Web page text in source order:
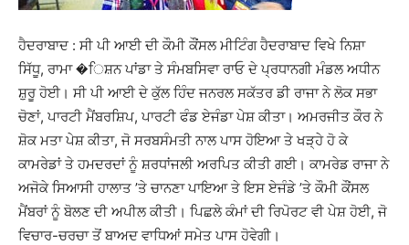
ਹੈਦਰਾਬਾਦ : ਸੀ ਪੀ ਆਈ ਦੀ ਕੌਮੀ ਕੌਂਸਲ ਮੀਟਿੰਗ ਹੈਦਰਾਬਾਦ ਵਿਖੇ ਨਿਸ਼ਾ
ਸਿੱਧੂ, ਰਾਮਾ �ਿਸ਼ਨ ਪਾਂਡਾ ਤੇ ਸੰਮਬਸਿਵਾ ਰਾਓ ਦੇ ਪ੍ਰਧਾਨਗੀ ਮੰਡਲ ਅਧੀਨ
ਸ਼ੁਰੂ ਹੋਈ। ਸੀ ਪੀ ਆਈ ਦੇ ਕੁੱਲ ਹਿੰਦ ਜਨਰਲ ਸਕੱਤਰ ਡੀ ਰਾਜਾ ਨੇ ਲੋਕ ਸਭਾ
ਚੋਣਾਂ, ਪਾਰਟੀ ਮੈਂਬਰਸ਼ਿਪ, ਪਾਰਟੀ ਫੰਡ ਏਜੰਡਾ ਪੇਸ਼ ਕੀਤਾ। ਅਮਰਜੀਤ ਕੌਰ ਨੇ
ਸ਼ੋਕ ਮਤਾ ਪੇਸ਼ ਕੀਤਾ, ਜੋ ਸਰਬਸੰਮਤੀ ਨਾਲ ਪਾਸ ਹੋਇਆ ਤੇ ਖੜ੍ਹੇ ਹੋ ਕੇ
ਕਾਮਰੇਡਾਂ ਤੇ ਹਮਦਰਦਾਂ ਨੂੰ ਸ਼ਰਧਾਂਜਲੀ ਅਰਪਿਤ ਕੀਤੀ ਗਈ। ਕਾਮਰੇਡ ਰਾਜਾ ਨੇ
ਅਜੋਕੇ ਸਿਆਸੀ ਹਾਲਾਤ ’ਤੇ ਚਾਨਣਾ ਪਾਇਆ ਤੇ ਇਸ ਏਜੰਡੇ ’ਤੇ ਕੌਮੀ ਕੌਂਸਲ
ਮੈਂਬਰਾਂ ਨੂੰ ਬੋਲਣ ਦੀ ਅਪੀਲ ਕੀਤੀ। ਪਿਛਲੇ ਕੰਮਾਂ ਦੀ ਰਿਪੋਰਟ ਵੀ ਪੇਸ਼ ਹੋਈ, ਜੋ
ਵਿਚਾਰ-ਚਰਚਾ ਤੋਂ ਬਾਅਦ ਵਾਧਿਆਂ ਸਮੇਤ ਪਾਸ ਹੋਵੇਗੀ।